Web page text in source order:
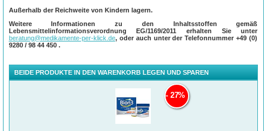
Jede Tablette enthält 12 Vitamine und 7 Mineralstoffe, inklusive Vitamin B12, B1,
B2, Niacin, Pantothensäure, B6 & Biotin, die zu einem normalen
Außerhalb der Reichweite von Kindern lagern.
Weitere Informationen zu den Inhaltsstoffen gemäß
Lebensmittelinformationsverordnung EG/1169/2011 erhalten Sie unter
beratung@medikamente-per-klick.de, oder auch unter der Telefonnummer+49 (0)
9280 / 98 44 450 .
BEIDE PRODUKTE IN DEN WARENKORB LEGEN UND SPAREN
27%